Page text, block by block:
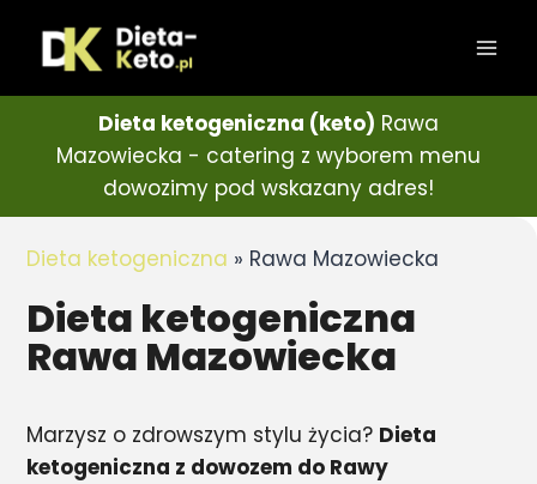
Dieta ketogeniczna (keto) Rawa
Mazowiecka - catering z wyborem menu
dowozimy pod wskazany adres!
Dieta ketogeniczna » Rawa Mazowiecka
Dieta ketogeniczna
Rawa Mazowiecka
Marzysz o zdrowszym stylu życia? Dieta
ketogeniczna z dowozem do Rawy